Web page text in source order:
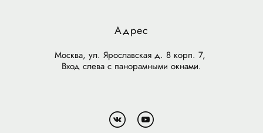
Адрес
Москва, ул. Ярославская д. 8 корп. 7,
Вход слева с панорамными окнами.